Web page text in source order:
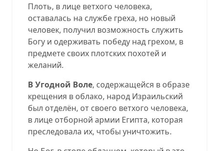
Плоть, в лице ветхого человека,
оставалась на службе греха, но новый
человек, получил возможность служить
Богу и одерживать победу над грехом, в
предмете своих плотских похотей и
желаний.
В Угодной Воле, содержащейся в образе
крещения в облако, народ Израильский
был отделён, от своего ветхого человека,
в лице отборной армии Египта, которая
преследовала их, чтобы уничтожить.